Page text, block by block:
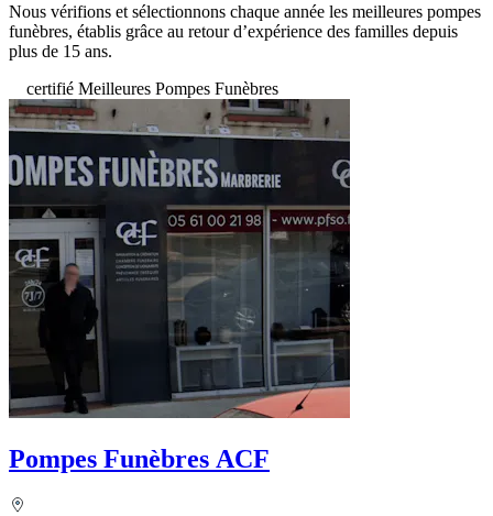
Nous vérifions et sélectionnons chaque année les meilleures pompes
funèbres, établis grâce au retour d’expérience des familles depuis
plus de 15 ans.
certifié Meilleures Pompes Funèbres
Pompes Funèbres ACF